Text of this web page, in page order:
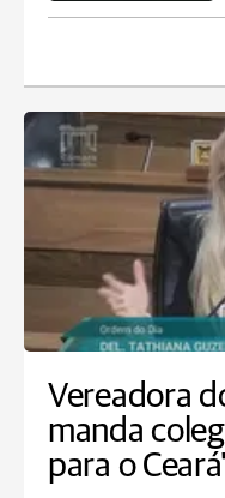
Vereadora
manda
para o